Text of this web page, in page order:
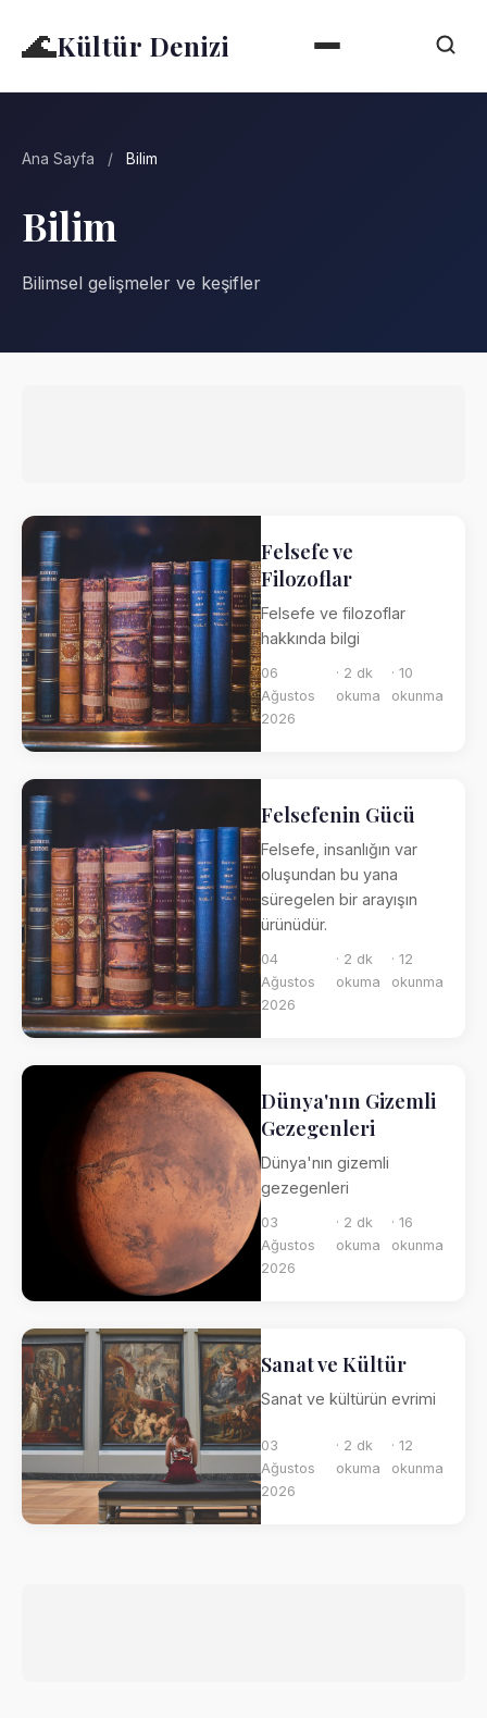
🌊Kültür Denizi
Ana Sayfa / Bilim
Bilim
Bilimsel gelişmeler ve keşifler
Felsefe ve
Filozoflar
Felsefe ve filozoflar
hakkında bilgi
06
Ağustos
2026
· 2 dk
okuma
· 10
okunma
Felsefenin Gücü
Felsefe, insanlığın var
oluşundan bu yana
süregelen bir arayışın
ürünüdür.
04
Ağustos
2026
· 2 dk
okuma
· 12
okunma
Dünya'nın Gizemli
Gezegenleri
Dünya'nın gizemli
gezegenleri
03
Ağustos
2026
· 2 dk
okuma
· 16
okunma
Sanat ve Kültür
Sanat ve kültürün evrimi
03
Ağustos
2026
· 2 dk
okuma
· 12
okunma